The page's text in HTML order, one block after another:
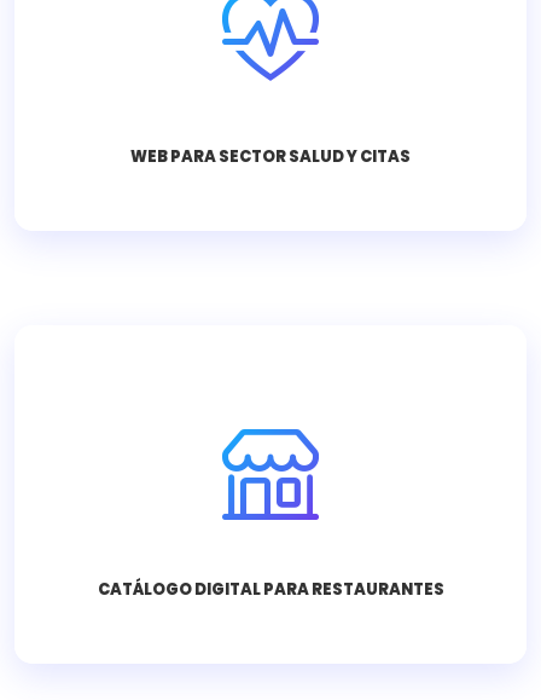
WEB PARA SECTOR SALUD Y CITAS
Gestión de pacientes y reservas online para
clínicas y especialistas.
CATÁLOGO DIGITAL PARA RESTAURANTES
Menú interactivo y sistema de pedidos directo a
tu WhatsApp.